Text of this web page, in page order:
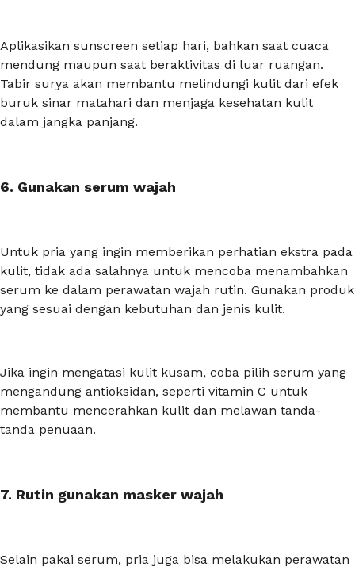
Aplikasikan sunscreen setiap hari, bahkan saat cuaca
mendung maupun saat beraktivitas di luar ruangan.
Tabir surya akan membantu melindungi kulit dari efek
buruk sinar matahari dan menjaga kesehatan kulit
dalam jangka panjang.
6. Gunakan serum wajah
Untuk pria yang ingin memberikan perhatian ekstra pada
kulit, tidak ada salahnya untuk mencoba menambahkan
serum ke dalam perawatan wajah rutin. Gunakan produk
yang sesuai dengan kebutuhan dan jenis kulit.
Jika ingin mengatasi kulit kusam, coba pilih serum yang
mengandung antioksidan, seperti vitamin C untuk
membantu mencerahkan kulit dan melawan tanda-
tanda penuaan.
7. Rutin gunakan masker wajah
Selain pakai serum, pria juga bisa melakukan perawatan